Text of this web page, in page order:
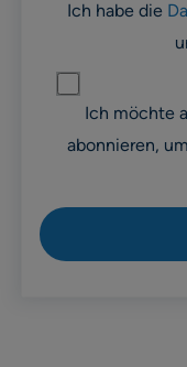
Ich habe die
Ich möchte
abonnieren,